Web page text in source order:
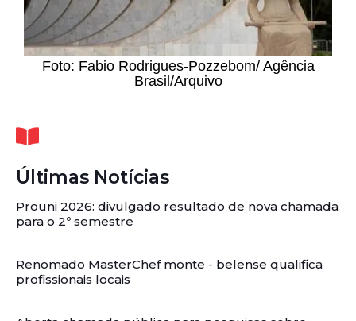
Foto: Fabio Rodrigues-Pozzebom/ Agência
Brasil/Arquivo
Últimas Notícias
Prouni 2026: divulgado resultado de nova chamada
para o 2º semestre
Renomado MasterChef monte - belense qualifica
profissionais locais